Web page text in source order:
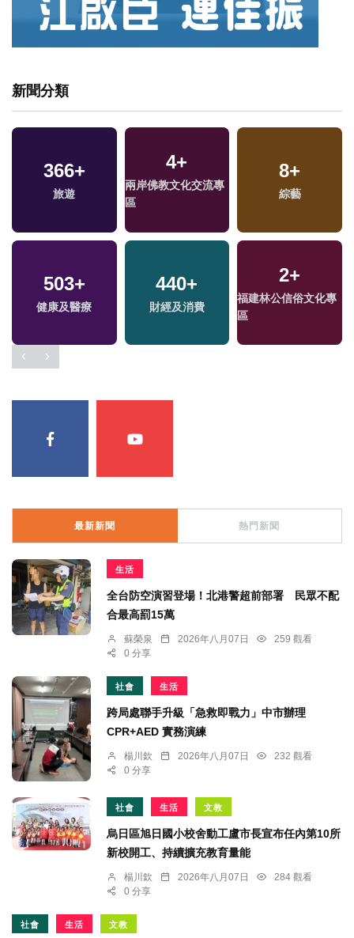
新聞分類
366+
旅遊
4+
兩岸佛教文化交流專
區
8+
綜藝
503+
健康及醫療
440+
財經及消費
2+
福建林公信俗文化專
區
最新新聞 熱門新聞
生活
全台防空演習登場！北港警超前部署 民眾不配
合最高罰15萬
蘇榮泉 2026年八月07日
259 觀看
0 分享
社會 生活
跨局處聯手升級「急救即戰力」中市辦理
CPR+AED 實務演練
楊川欽 2026年八月07日
232 觀看
0 分享
社會 生活 文教
烏日區旭日國小校舍動工盧市長宣布任內第10所
新校開工、持續擴充教育量能
楊川欽 2026年八月07日
284 觀看
0 分享
社會 生活 文教